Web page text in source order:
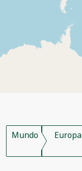
Mundo Europa